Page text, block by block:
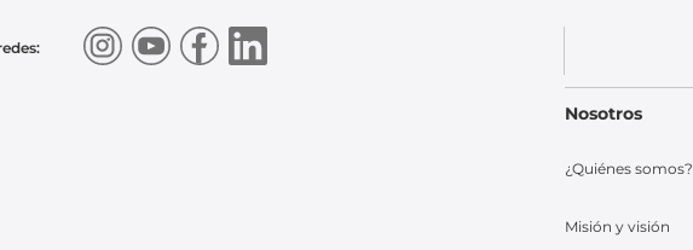
Nosotros
¿Quiénes somos?
Misión y visión